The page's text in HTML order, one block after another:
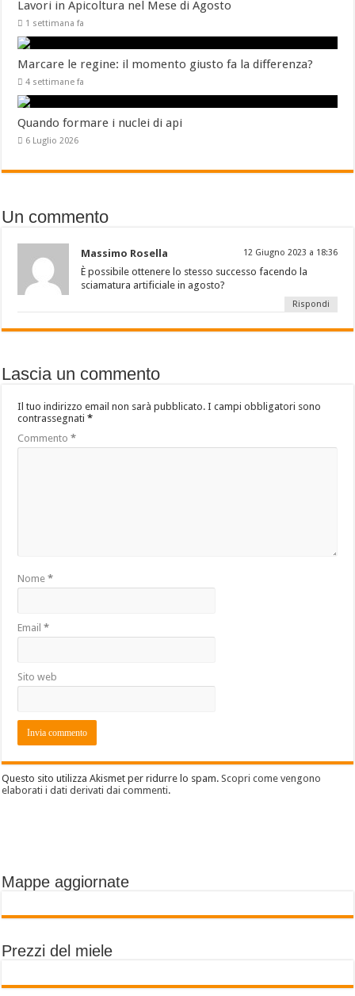
Lavori in Apicoltura nel Mese di Agosto
1 settimana fa
Marcare le regine: il momento giusto fa la differenza?
4 settimane fa
Quando formare i nuclei di api
6 Luglio 2026
Un commento
Massimo Rosella 12 Giugno 2023 a 18:36
È possibile ottenere lo stesso successo facendo la
sciamatura artificiale in agosto?
Rispondi
Lascia un commento
Il tuo indirizzo email non sarà pubblicato. I campi obbligatori sono
contrassegnati*
Commento*
Nome*
Email*
Sito web
Questo sito utilizza Akismet per ridurre lo spam.Scopri come vengono
elaborati i dati derivati dai commenti.
Mappe aggiornate
Prezzi del miele